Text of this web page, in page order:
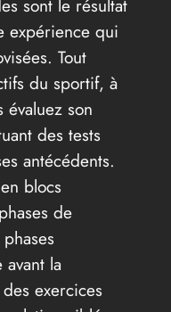
sont le résultat
expérience qui
Tout
du sportif, à
son
des tests
antécédents.
blocs
de
la
exercices